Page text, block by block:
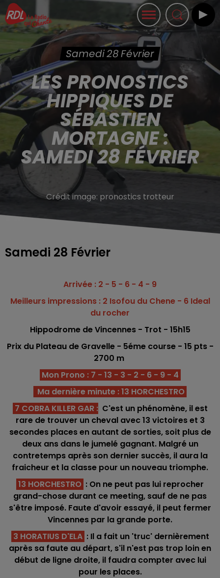
Samedi 28 Février
LES PRONOSTICS
HIPPIQUES DE
SÉBASTIEN
MORTAGNE :
SAMEDI 28 FÉVRIER
Crédit image: pronostics trotteur
Samedi 28 Février
Arrivée : 2 - 5 - 6 - 4 - 9
Meilleurs impressions : 2 Isofou du Chene - 6 Ideal
du rocher
Hippodrome de Vincennes - Trot - 15h15
Prix du Plateau de Gravelle - 5éme course - 15 pts -
2700 m
Mon Prono : 7 - 13 - 3 - 2 - 6 - 9 - 4
Ma dernière minute : 13 HORCHESTRO
7 COBRA KILLER GAR :C'est un phénomène, il est
rare de trouver un cheval avec 13 victoires et 3
secondes places en autant de sorties, soit plus de
deux ans dans le jumelé gagnant. Malgré un
contretemps après son dernier succès, il aura la
fraicheur et la classe pour un nouveau triomphe.
13 HORCHESTRO : On ne peut pas lui reprocher
grand-chose durant ce meeting, sauf de ne pas
s'être imposé. Faute d'avoir essayé, il peut fermer
Vincennes par la grande porte.
3 HORATIUS D'ELA : Il a fait un 'truc' dernièrement
après sa faute au départ, s'il n'est pas trop loin en
début de ligne droite, il faudra compter avec lui
pour les places.